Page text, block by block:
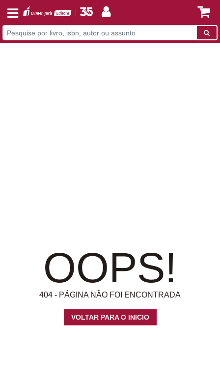
OOPS!
404 - PÁGINA NÃO FOI ENCONTRADA
VOLTAR PARA O INICIO